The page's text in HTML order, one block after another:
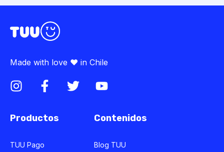
Made with love ♥ in Chile
Productos
TUU Pago
Contenidos
Blog TUU